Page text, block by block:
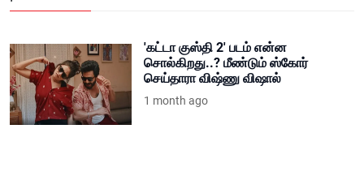
'கட்டா குஸ்தி 2' படம் என்ன
சொல்கிறது..? மீண்டும் ஸ்கோர்
செய்தாரா விஷ்ணு விஷால்
1 month ago